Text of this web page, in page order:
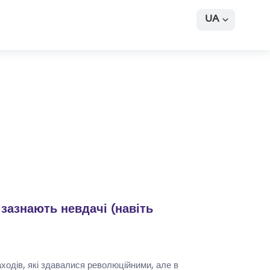
UA
невдачі (навіть
які здавалися революційними, але в